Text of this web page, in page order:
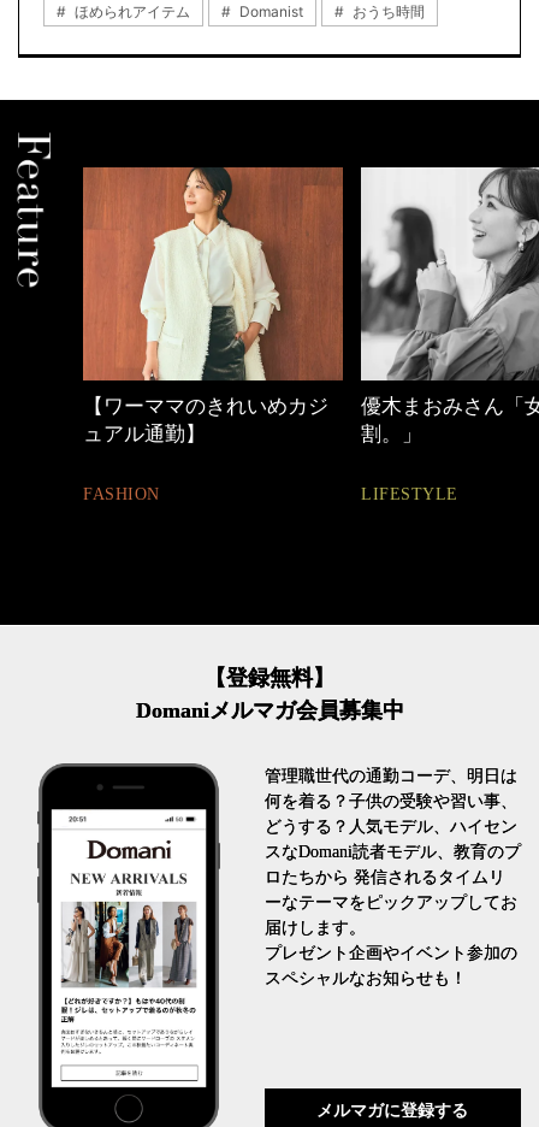
ほめられアイテム
Domanist おうち時間
優木まおみさん「女の時間
割。」
LIFESTYLE
働く女性のバッグ
【登録無料】
Domaniメルマガ会員募集中
管理職世代の通勤コーデ、明日は
何を着る？子供の受験や習い事、
どうする？人気モデル、ハイセン
スなDomani読者モデル、教育のプ
ロたちから 発信されるタイムリ
ーなテーマをピックアップしてお
届けします。
プレゼント企画やイベント参加の
スペシャルなお知らせも！
メルマガに登録する